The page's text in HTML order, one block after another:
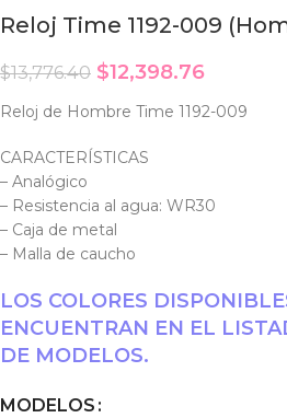
Reloj Time 1192-009
$13,776.40 $12,398.76
Reloj de Hombre Time 1192-009
CARACTERÍSTICAS
– Analógico
– Resistencia al agua: WR30
– Caja de metal
– Malla de caucho
LOS COLORES
ENCUENTRAN EN EL
DE MODELOS.
MODELOS